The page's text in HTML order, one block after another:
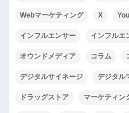
Webマーケティング X
インフルエンサー インフルエ
オウンドメディア コラム
デジタルサイネージ デジタル
ドラッグストア マーケティン